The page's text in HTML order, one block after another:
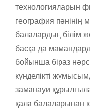
технологияларын
география пәнінің
балалардың білім
басқа да
бойынша біраз
күнделікті
заманауи
қала балаларынан